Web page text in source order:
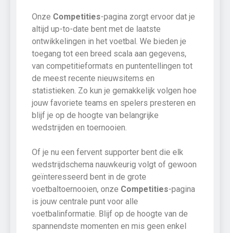
Onze Competities-pagina zorgt ervoor dat je
altijd up-to-date bent met de laatste
ontwikkelingen in het voetbal. We bieden je
toegang tot een breed scala aan gegevens,
van competitieformats en puntentellingen tot
de meest recente nieuwsitems en
statistieken. Zo kun je gemakkelijk volgen hoe
jouw favoriete teams en spelers presteren en
blijf je op de hoogte van belangrijke
wedstrijden en toernooien.
Of je nu een fervent supporter bent die elk
wedstrijdschema nauwkeurig volgt of gewoon
geïnteresseerd bent in de grote
voetbaltoernooien, onze Competities-pagina
is jouw centrale punt voor alle
voetbalinformatie. Blijf op de hoogte van de
spannendste momenten en mis geen enkel